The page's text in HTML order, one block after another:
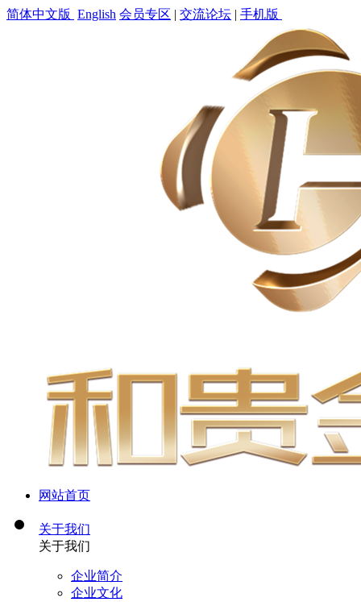
简体中文版 English 会员专区 | 交流论坛 | 手机版
网站首页
关于我们
关于我们
企业简介
企业文化